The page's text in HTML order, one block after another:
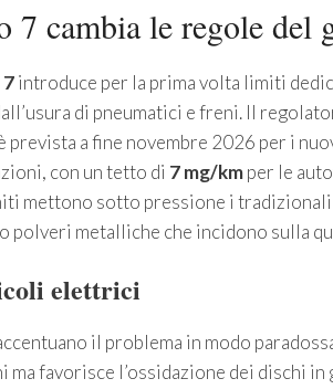
7 cambia le regole del
introduce per la prima volta limiti
di pneumatici e freni. Il
prevista a fine novembre 2026 per i
con un tetto di 7 mg/kmper le
mettono sotto pressione i
polveri metalliche che incidono sulla
elettrici
il problema in modo
ma favorisce l’ossidazione dei dischi